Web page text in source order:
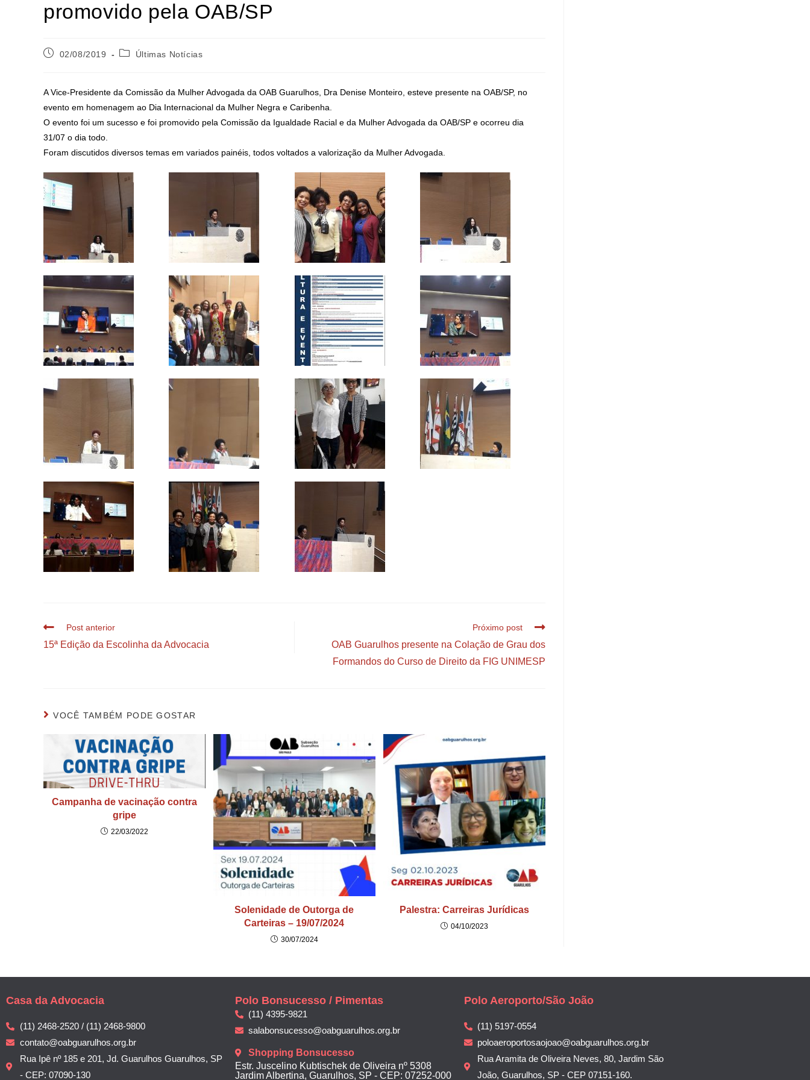
promovido pela OAB/SP
02/08/2019 Últimas Notícias
A Vice-Presidente da Comissão da Mulher Advogada da OAB Guarulhos, Dra Denise Monteiro, esteve presente na OAB/SP, no
evento em homenagem ao Dia Internacional da Mulher Negra e Caribenha.
O evento foi um sucesso e foi promovido pela Comissão da Igualdade Racial e da Mulher Advogada da OAB/SP e ocorreu dia
31/07 o dia todo.
Foram discutidos diversos temas em variados painéis, todos voltados a valorização da Mulher Advogada.
Post anterior
15ª Edição da Escolinha da Advocacia
Próximo post
OAB Guarulhos presente na Colação de Grau dos
Formandos do Curso de Direito da FIG UNIMESP
VOCÊ TAMBÉM PODE GOSTAR
Campanha de vacinação contra
gripe
22/03/2022
Solenidade de Outorga de
Carteiras – 19/07/2024
30/07/2024
Palestra: Carreiras Jurídicas
04/10/2023
Casa da Advocacia
(11) 2468-2520 / (11) 2468-9800
contato@oabguarulhos.org.br
Rua Ipê nº 185 e 201, Jd. Guarulhos Guarulhos, SP
- CEP: 07090-130
Polo Bonsucesso / Pimentas
(11) 4395-9821
salabonsucesso@oabguarulhos.org.br
Shopping Bonsucesso
Estr. Juscelino Kubtischek de Oliveira nº 5308
Jardim Albertina, Guarulhos, SP - CEP: 07252-000
Polo Aeroporto/São João
(11) 5197-0554
poloaeroportosaojoao@oabguarulhos.org.br
Rua Aramita de Oliveira Neves, 80, Jardim São
João, Guarulhos, SP - CEP 07151-160.